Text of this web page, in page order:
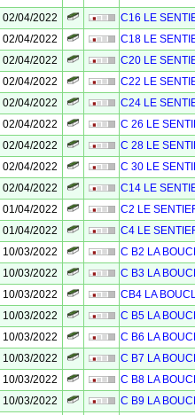
02/04/2022
C16 LE
02/04/2022
C18 LE
02/04/2022
C20 LE
02/04/2022
C22 LE
02/04/2022
C24 LE
02/04/2022
C 26 LE
02/04/2022
C 28 LE
02/04/2022
C 30 LE
02/04/2022
C14 LE
01/04/2022
C2 LE
01/04/2022
C4 LE
10/03/2022
C B2 LA
10/03/2022
C B3 LA
10/03/2022
CB4 LA
10/03/2022
C B5 LA
10/03/2022
C B6 LA
10/03/2022
C B7 LA
10/03/2022
C B8 LA
10/03/2022
C B9 LA